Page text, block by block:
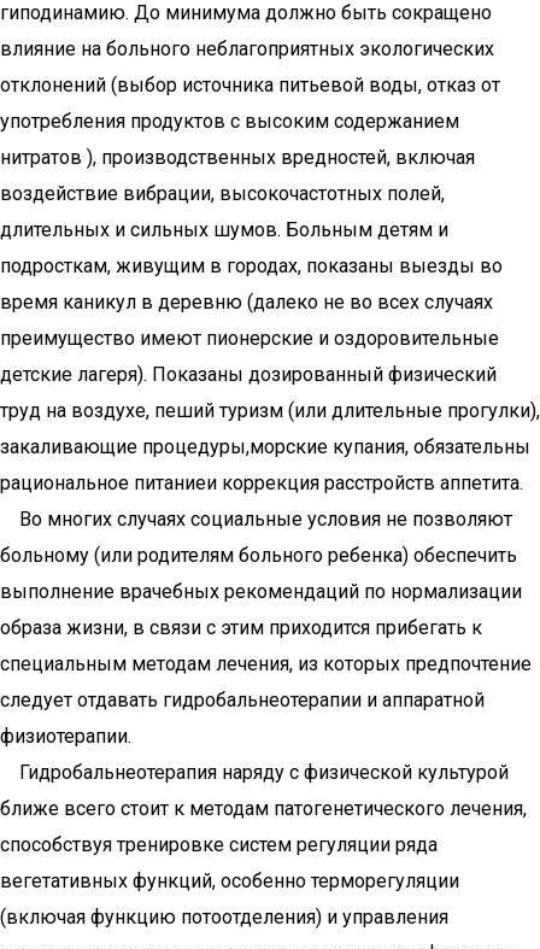
гиподинамию. До минимума должно быть сокращено
влияние на больного неблагоприятных экологических
отклонений (выбор источника питьевой воды, отказ от
употребления продуктов с высоким содержанием
нитратов ), производственных вредностей, включая
воздействие вибрации, высокочастотных полей,
длительных и сильных шумов. Больным детям и
подросткам, живущим в городах, показаны выезды во
время каникул в деревню (далеко не во всех случаях
преимущество имеют пионерские и оздоровительные
детские лагеря). Показаны дозированный физический
труд на воздухе, пеший туризм (или длительные прогулки),
закаливающие процедуры,морские купания, обязательны
рациональное питаниеи коррекция расстройств аппетита.
Во многих случаях социальные условия не позволяют
больному (или родителям больного ребенка) обеспечить
выполнение врачебных рекомендаций по нормализации
образа жизни, в связи с этим приходится прибегать к
специальным методам лечения, из которых предпочтение
следует отдавать гидробальнеотерапии и аппаратной
физиотерапии.
Гидробальнеотерапия наряду с физической культурой
ближе всего стоит к методам патогенетического лечения,
способствуя тренировке систем регуляции ряда
вегетативных функций, особенно терморегуляции
(включая функцию потоотделения) и управления